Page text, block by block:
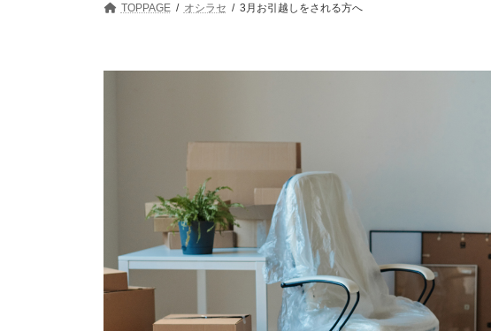
TOPPAGE オシラセ 3月お引越しをされる方へ